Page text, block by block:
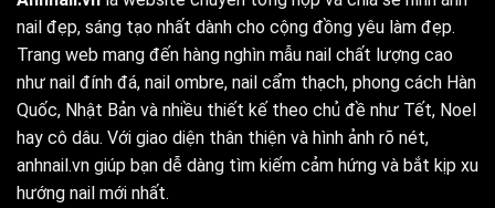
nail đẹp, sáng tạo nhất dành cho cộng đồng yêu làm đẹp.
Trang web mang đến hàng nghìn mẫu nail chất lượng cao
như nail đính đá, nail ombre, nail cẩm thạch, phong cách Hàn
Quốc, Nhật Bản và nhiều thiết kế theo chủ đề như Tết, Noel
hay cô dâu. Với giao diện thân thiện và hình ảnh rõ nét,
anhnail.vn giúp bạn dễ dàng tìm kiếm cảm hứng và bắt kịp xu
hướng nail mới nhất.